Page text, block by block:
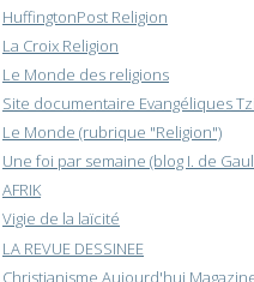
HuffingtonPost Religion
La Croix Religion
Le Monde des religions
Site documentaire Evangéliques
Le Monde (rubrique "Religion")
Une foi par semaine (blog I. de
AFRIK
Vigie de la laïcité
LA REVUE DESSINEE
Christianisme Aujourd'hui